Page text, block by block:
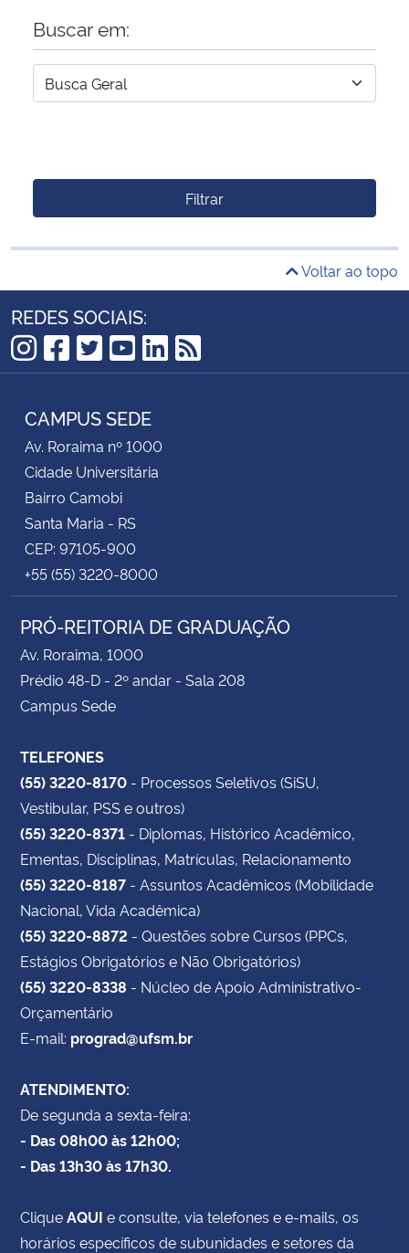
Buscar em:
Filtrar
Voltar ao topo
REDES SOCIAIS:
Instagram
Facebook
Twitter
YouTube
LinkedIn
RSS
CAMPUS SEDE
Av. Roraima nº 1000
Cidade Universitária
Bairro Camobi
Santa Maria - RS
CEP: 97105-900
+55 (55) 3220-8000
PRÓ-REITORIA DE GRADUAÇÃO
Av. Roraima, 1000
Prédio 48-D - 2º andar - Sala 208
Campus Sede
TELEFONES
(55) 3220-8170 - Processos Seletivos (SiSU,
Vestibular, PSS e outros)
(55) 3220-8371 - Diplomas, Histórico Acadêmico,
Ementas, Disciplinas, Matrículas, Relacionamento
(55) 3220-8187 - Assuntos Acadêmicos (Mobilidade
Nacional, Vida Acadêmica)
(55) 3220-8872 - Questões sobre Cursos (PPCs,
Estágios Obrigatórios e Não Obrigatórios)
(55) 3220-8338 - Núcleo de Apoio Administrativo-
Orçamentário
E-mail: prograd@ufsm.br
ATENDIMENTO:
De segunda a sexta-feira:
- Das 08h00 às 12h00;
- Das 13h30 às 17h30.
CliqueAQUI e consulte, via telefones e e-mails, os
horários específicos de subunidades e setores da